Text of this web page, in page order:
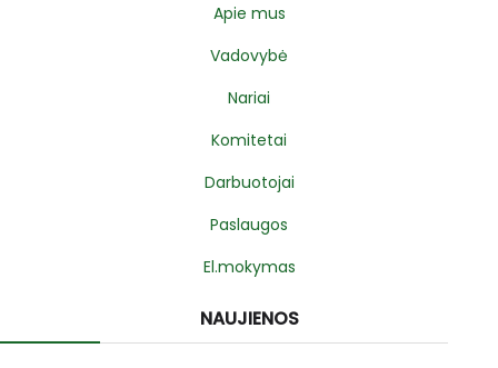
Apie mus
Vadovybė
Nariai
Komitetai
Darbuotojai
Paslaugos
El.mokymas
NAUJIENOS